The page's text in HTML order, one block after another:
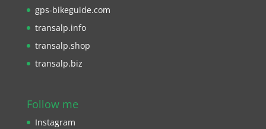
gps-bikeguide.com
transalp.info
transalp.shop
transalp.biz
Follow me
Instagram